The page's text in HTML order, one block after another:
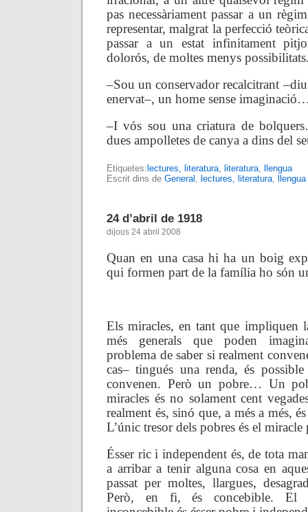
pas necessàriament passar a un
representar, malgrat la perfecció
passar a un estat infinitament
dolorós, de moltes menys
–Sou un conservador recalcitrant
enervat–, un home sense
–I vós sou una criatura de
dues ampolletes de canya a dins del
Etiquetes: lectures, literatura, literatura,
llengua
Escrit dins de General , lectures, literatura, llengua
24 d’abril de 1918
dijous 24 abril 2008
Quan en una casa hi ha un boig
qui formen part de la família ho són
Els miracles, en tant que impliquen
més generals que poden
problema de saber si realment
cas– tingués una renda, és
convenen. Però un pobre… Un
miracles és no solament cent
realment és, sinó que, a més a més,
L’únic tresor dels pobres és el miracle
Ésser ric i independent és, de tota
a arribar a tenir alguna cosa en
passat per moltes, llargues,
Però, en fi, és concebible. El